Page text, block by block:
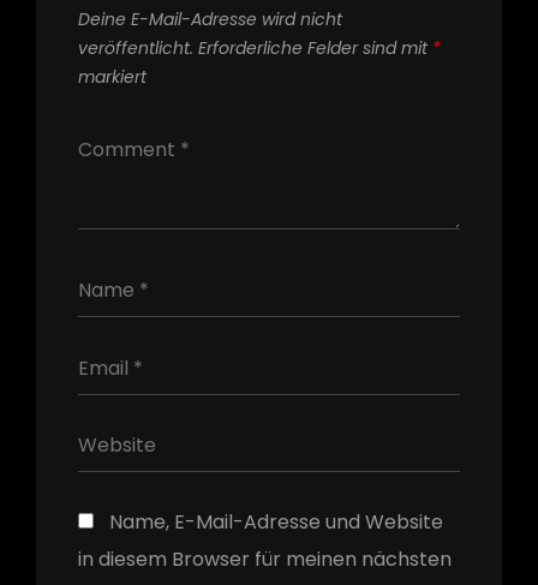
Deine E-Mail-Adresse wird nicht
veröffentlicht. Erforderliche Felder sind mit *
markiert
Name, E-Mail-Adresse und Website
in diesem Browser für meinen nächsten